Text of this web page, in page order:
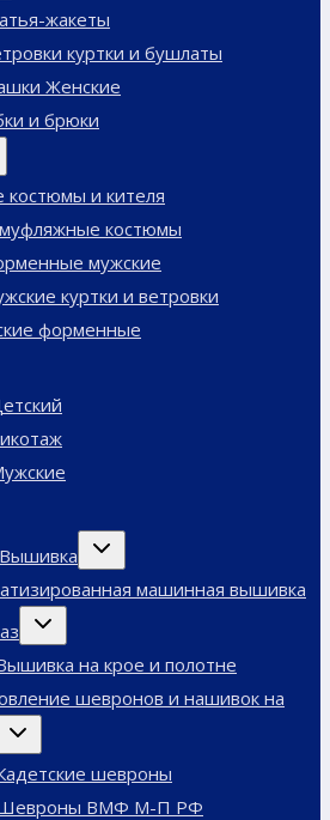
жакеты
куртки и бушлаты
Женские
и брюки
и кителя
костюмы
мужские
куртки и ветровки
форменные
Переключить
дочернее
машинная вышивка
Переключить
дочернее
на крое и полотне
шевронов и нашивок на
Переключить
дочернее
шевроны
ВМФ М-П РФ